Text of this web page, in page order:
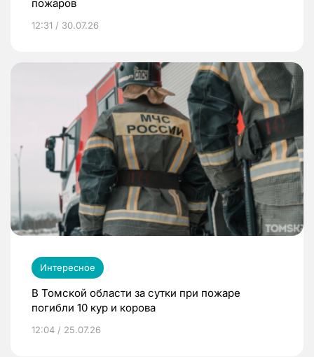
пожаров
12:31 / 30.07.26
Интересное
В Томской области за сутки при пожаре
погибли 10 кур и корова
12:04 / 25.07.26